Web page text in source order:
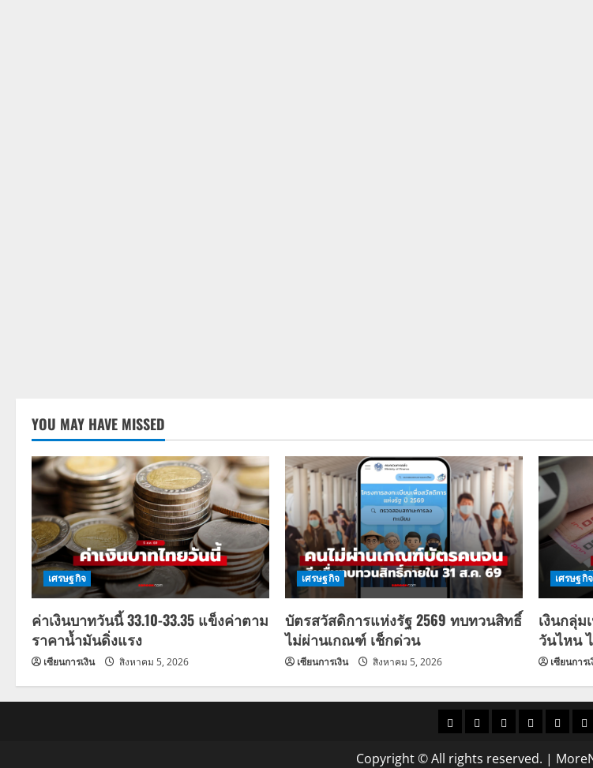
YOU MAY HAVE MISSED
เศรษฐกิจ
ค่าเงินบาทวันนี้ 33.10-33.35 แข็งค่าตาม
ราคาน้ำมันดิ่งแรง
เซียนการเงิน สิงหาคม 5, 2026
เศรษฐกิจ
บัตรสวัสดิการแห่งรัฐ 2569 ทบทวนสิทธิ์
ไม่ผ่านเกณฑ์ เช็กด่วน
เซียนการเงิน สิงหาคม 5, 2026
เศรษฐกิจ
เงินกลุ่ม
วันไหน
เซียนการ
ราคาแนว
ข่าว
ข่าว
ดูด
ที่
Copyright © All rights reserved. |